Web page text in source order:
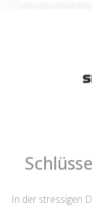
In der stressigen